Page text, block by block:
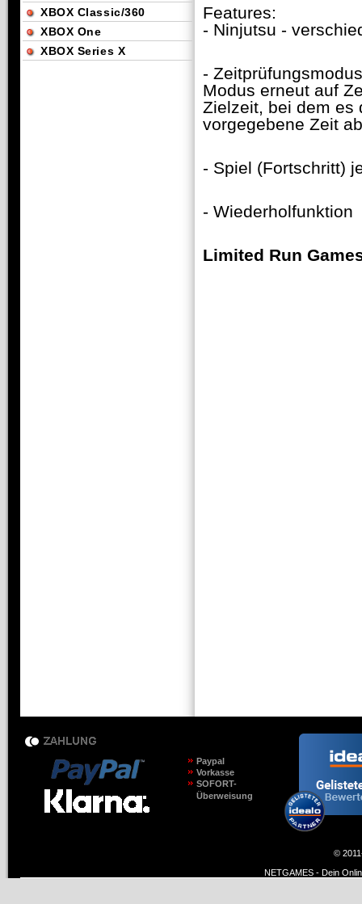
Features:
- Ninjutsu -
-
Modus erneut auf
Zielzeit, bei dem es
vorgegebene Zeit
- Spiel (Fortschritt)
- Wiederholfunktion
Limited Run
XBOX Classic/360
XBOX One
XBOX Series X
Paypal
Vorkasse
SOFORT-
Überweisung
©
NETGAMES - Dein